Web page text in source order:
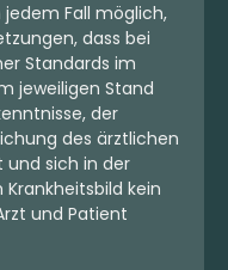
Fall möglich,
dass bei
Standards im
jeweiligen Stand
der
des ärztlichen
und sich in der
kein
und Patient